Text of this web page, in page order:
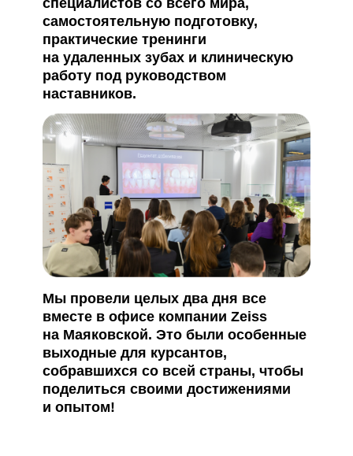
специалистов со всего мира,
самостоятельную подготовку,
практические тренинги
на удаленных зубах и клиническую
работу под руководством
наставников.
Мы провели целых два дня все
вместе в офисе компании Zeiss
на Маяковской. Это были особенные
выходные для курсантов,
собравшихся со всей страны, чтобы
поделиться своими достижениями
и опытом!